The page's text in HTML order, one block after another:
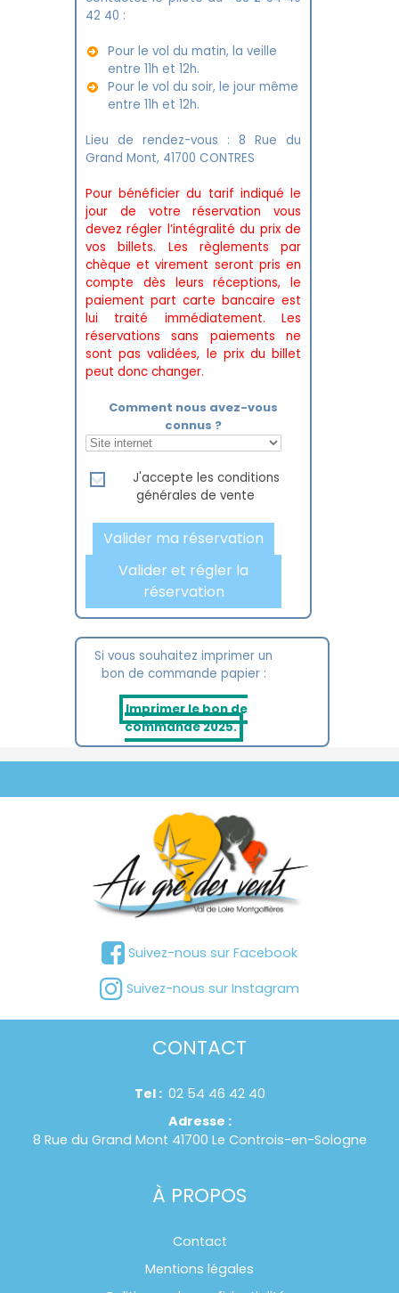
42 40 :
Pour le vol du matin, la veille
entre 11h et 12h.
Pour le vol du soir, le jour même
entre 11h et 12h.
Lieu de rendez-vous : 8 Rue du
Grand Mont, 41700 CONTRES
Pour bénéficier du tarif indiqué le
jour de votre réservation vous
devez régler l’intégralité du prix de
vos billets. Les règlements par
chèque et virement seront pris en
compte dès leurs réceptions, le
paiement part carte bancaire est
lui traité immédiatement. Les
réservations sans paiements ne
sont pas validées, le prix du billet
peut donc changer.
Comment nous avez-vous
connus ?
J'accepte les conditions
générales de vente
Valider ma réservation
Valider et régler la
réservation
Si vous souhaitez imprimer un
bon de commande papier :
Imprimer le bon de
commande 2025.
Suivez-nous sur Facebook
Suivez-nous sur Instagram
CONTACT
Tel : 02 54 46 42 40
Adresse :
8 Rue du Grand Mont 41700 Le Controis-en-Sologne
À PROPOS
Contact
Mentions légales